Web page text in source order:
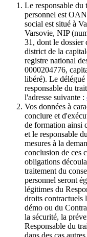
Le responsable du
personnel est
social est situé à
Varsovie, NIP
31, dont le dossier
district de la
registre national
0000204776,
libéré). Le délégué
responsable du
l'adresse suivante :
Vos données à
conclure et
de formation ainsi
et le responsable
mesures à la
conclusion de ces
obligations
traitement du
personnel seront
légitimes du
droits contractuels
démo ou du
la sécurité, la
Responsable du
dans des cas